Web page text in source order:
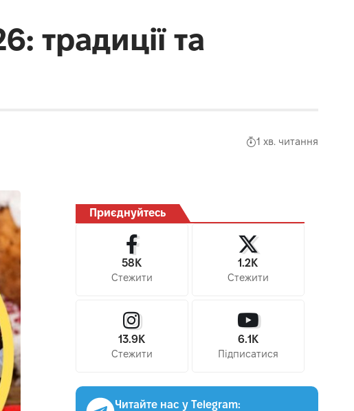
традиції та
1 хв. читання
Приєднуйтесь
58K
Стежити
1.2K
Стежити
13.9K
Стежити
6.1K
Підписатися
Читайте нас у Telegram: